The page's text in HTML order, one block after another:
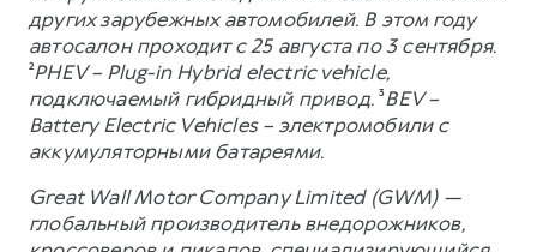
других зарубежных автомобилей. В этом году
автосалон проходит с 25 августа по 3 сентября.
²PHEV – Plug-in Hybrid electric vehicle,
подключаемый гибридный привод.³BEV –
Battery Electric Vehicles – электромобили с
аккумуляторными батареями.
Great Wall Motor Company Limited (GWM) —
глобальный производитель внедорожников,